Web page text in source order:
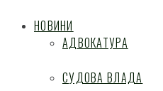
НОВИНИ
АДВОКАТУРА
СУДОВА ВЛАДА